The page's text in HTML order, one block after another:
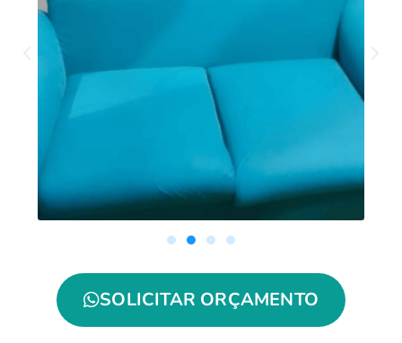
SOLICITAR ORÇAMENTO